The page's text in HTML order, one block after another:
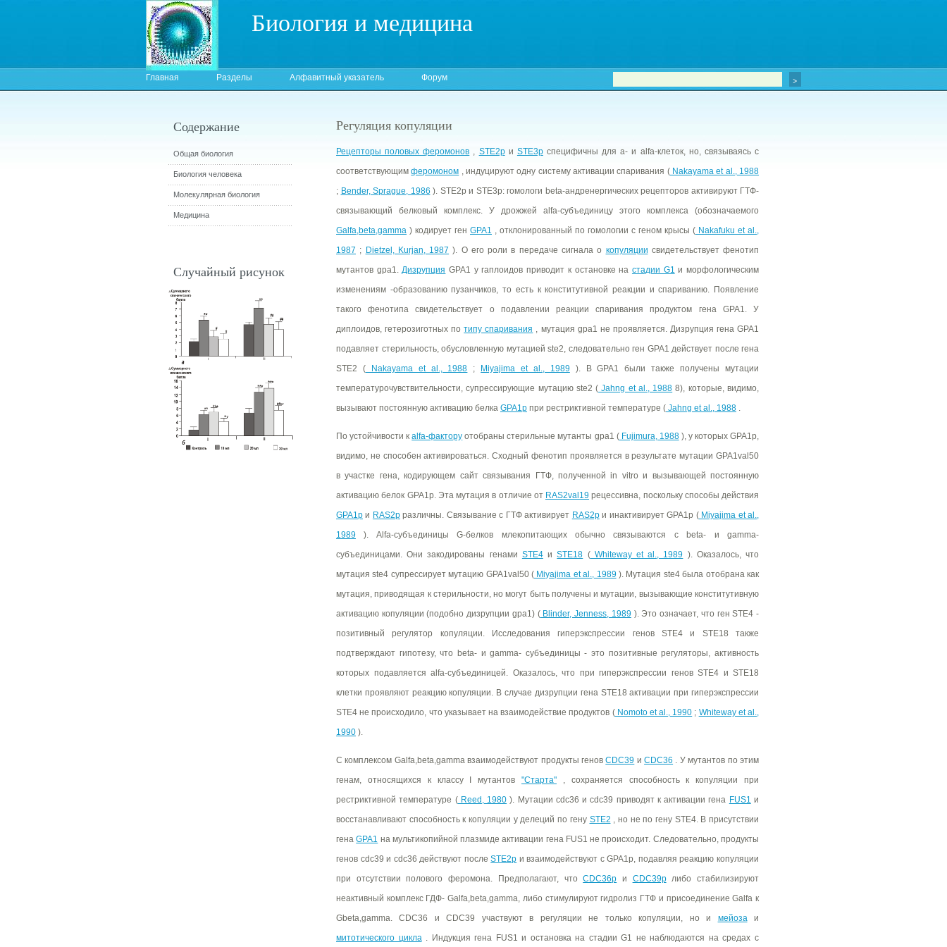
Биология и медицина
Главная Разделы Алфавитный указатель Форум
Регуляция копуляции
Рецепторы половых феромонов , STE2pи STE3pспецифичны для а- и alfa-клеток, но, связываясь с
соответствующимферомоном , индуцируют одну систему активации спаривания (Nakayama et al., 1988
; Bender, Sprague, 1986 ). STE2p и STE3p: гомологи beta-андренергических рецепторов активируют ГТФ-
связывающий белковый комплекс. У дрожжей alfa-субъединицу этого комплекса (обозначаемого
Galfa,beta,gamma ) кодирует ген GPA1 , отклонированный по гомологии с геном крысы ( Nakafuku et al.,
1987 ; Dietzel, Kurjan, 1987 ). О его роли в передаче сигнала о копуляции свидетельствует фенотип
мутантов gpa1.Дизрупция GPA1 у гаплоидов приводит к остановке на стадии G1 и морфологическим
изменениям -образованию пузанчиков, то есть к конститутивной реакции и спариванию. Появление
такого фенотипа свидетельствует о подавлении реакции спаривания продуктом гена GPA1. У
диплоидов, гетерозиготных потипу спаривания , мутация gpa1 не проявляется. Дизрупция гена GPA1
подавляет стерильность, обусловленную мутацией ste2, следовательно ген GPA1 действует после гена
STE2 (Nakayama et al., 1988 ; Miyajima et al., 1989 ). В GPA1 были также получены мутации
температурочувствительности, супрессирующие мутацию ste2 ( Jahng et al., 1988 8), которые, видимо,
вызывают постоянную активацию белка GPA1p при рестриктивной температуре ( Jahng et al., 1988 .
По устойчивости кalfa-фактору отобраны стерильные мутанты gpa1 (Fujimura, 1988), у которых GPA1p,
видимо, не способен активироваться. Сходный фенотип проявляется в результате мутации GPA1val50
в участке гена, кодирующем сайт связывания ГТФ, полученной in vitro и вызывающей постоянную
активацию белок GPA1p. Эта мутация в отличие от RAS2val19 рецессивна, поскольку способы действия
GPA1p и RAS2pразличны. Связывание с ГТФ активирует RAS2pи инактивирует GPA1p (Miyajima et al.,
1989 ). Alfa-субъединицы G-белков млекопитающих обычно связываются с beta- и gamma-
субъединицами. Они закодированы генами STE4иSTE18 (Whiteway et al., 1989 ). Оказалось, что
мутация ste4 супрессирует мутацию GPA1val50 ( Miyajima et al., 1989 ). Мутация ste4 была отобрана как
мутация, приводящая к стерильности, но могут быть получены и мутации, вызывающие конститутивную
активацию копуляции (подобно дизрупции gpa1) (Blinder, Jenness, 1989 ). Это означает, что ген STE4 -
позитивный регулятор копуляции. Исследования гиперэкспрессии генов STE4 и STE18 также
подтверждают гипотезу, что beta- и gamma- субъединицы - это позитивные регуляторы, активность
которых подавляется alfa-субъединицей. Оказалось, что при гиперэкспрессии генов STE4 и STE18
клетки проявляют реакцию копуляции. В случае дизрупции гена STE18 активации при гиперэкспрессии
STE4 не происходило, что указывает на взаимодействие продуктов (Nomoto et al., 1990 ; Whiteway et al.,
1990 ).
С комплексом Galfa,beta,gamma взаимодействуют продукты геновCDC39 иCDC36 . У мутантов по этим
генам, относящихся к классу I мутантов "Старта" , сохраняется способность к копуляции при
рестриктивной температуре (Reed, 1980 ). Мутации cdc36 и cdc39 приводят к активации гена FUS1 и
восстанавливают способность к копуляции у делеций по гену SТЕ2 , но не по гену SТЕ4. В присутствии
генаGPA1 на мультикопийной плазмиде активации гена FUS1 не происходит. Следовательно, продукты
генов cdc39 и cdc36 действуют послеSTE2p и взаимодействуют с GPA1p, подавляя реакцию копуляции
при отсутствии полового феромона. Предполагают, чтоCDC36p и CDC39pлибо стабилизируют
неактивный комплекс ГДФ- Galfa,beta,gamma, либо стимулируют гидролиз ГТФ и присоединение Galfa к
Gbeta,gamma. CDC36 и CDC39 участвуют в регуляции не только копуляции, но и мейозаи
митотического цикла. Индукция гена FUS1 и остановка на стадии G1 не наблюдаются на средах с
Содержание
Общая биология
Биология человека
Молекулярная биология
Медицина
Случайный рисунок